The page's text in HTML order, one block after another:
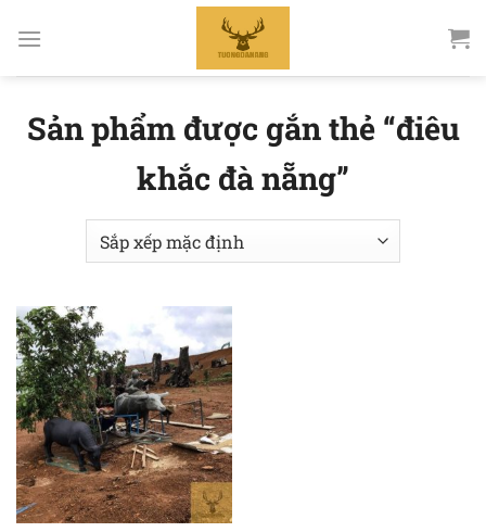
qua
Sản phẩm được gắn thẻ “điêu
khắc đà nẵng”